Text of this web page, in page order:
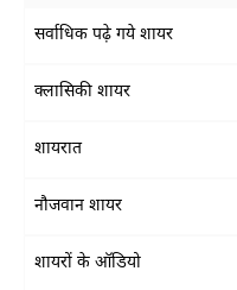
सर्वाधिक पढ़े गये शायर
क्लासिकी शायर
शायरात
नौजवान शायर
शायरों के ऑडियो